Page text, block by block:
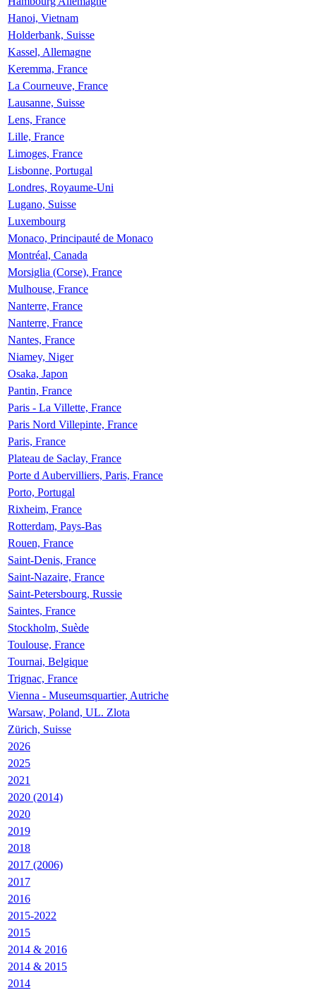
Hanoi, Vietnam
Holderbank, Suisse
Kassel, Allemagne
Keremma, France
La Courneuve, France
Lausanne, Suisse
Lens, France
Lille, France
Limoges, France
Lisbonne, Portugal
Londres, Royaume-Uni
Lugano, Suisse
Luxembourg
Monaco, Principauté de Monaco
Montréal, Canada
Morsiglia (Corse), France
Mulhouse, France
Nanterre, France
Nanterre, France
Nantes, France
Niamey, Niger
Osaka, Japon
Pantin, France
Paris - La Villette, France
Paris Nord Villepinte, France
Paris, France
Plateau de Saclay, France
Porte d Aubervilliers, Paris, France
Porto, Portugal
Rixheim, France
Rotterdam, Pays-Bas
Rouen, France
Saint-Denis, France
Saint-Nazaire, France
Saint-Petersbourg, Russie
Saintes, France
Stockholm, Suède
Toulouse, France
Tournai, Belgique
Trignac, France
Vienna - Museumsquartier, Autriche
Warsaw, Poland, UL. Zlota
Zürich, Suisse
2026
2025
2021
2020 (2014)
2020
2019
2018
2017 (2006)
2017
2016
2015-2022
2015
2014 & 2016
2014 & 2015
2014